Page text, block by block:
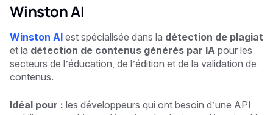
Winston AI
Winston AI est spécialisée dans la détection de plagiat
et la détection de contenus générés par IA pour les
secteurs de l’éducation, de l’édition et de la validation de
contenus.
Idéal pour : les développeurs qui ont besoin d’une API